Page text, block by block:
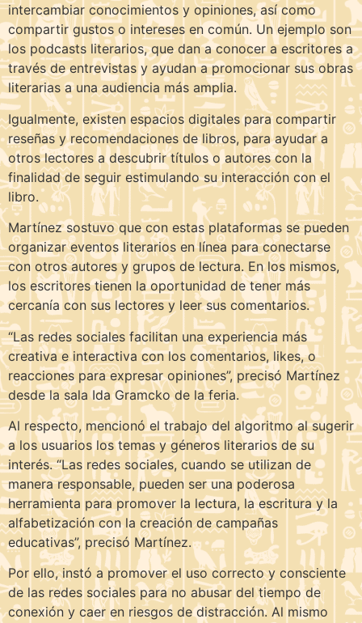
intercambiar conocimientos y opiniones, así como
compartir gustos o intereses en común. Un ejemplo son
los podcasts literarios, que dan a conocer a escritores a
través de entrevistas y ayudan a promocionar sus obras
literarias a una audiencia más amplia.
Igualmente, existen espacios digitales para compartir
reseñas y recomendaciones de libros, para ayudar a
otros lectores a descubrir títulos o autores con la
finalidad de seguir estimulando su interacción con el
libro.
Martínez sostuvo que con estas plataformas se pueden
organizar eventos literarios en línea para conectarse
con otros autores y grupos de lectura. En los mismos,
los escritores tienen la oportunidad de tener más
cercanía con sus lectores y leer sus comentarios.
“Las redes sociales facilitan una experiencia más
creativa e interactiva con los comentarios, likes, o
reacciones para expresar opiniones”, precisó Martínez
desde la sala Ida Gramcko de la feria.
Al respecto, mencionó el trabajo del algoritmo al sugerir
a los usuarios los temas y géneros literarios de su
interés. “Las redes sociales, cuando se utilizan de
manera responsable, pueden ser una poderosa
herramienta para promover la lectura, la escritura y la
alfabetización con la creación de campañas
educativas”, precisó Martínez.
Por ello, instó a promover el uso correcto y consciente
de las redes sociales para no abusar del tiempo de
conexión y caer en riesgos de distracción. Al mismo